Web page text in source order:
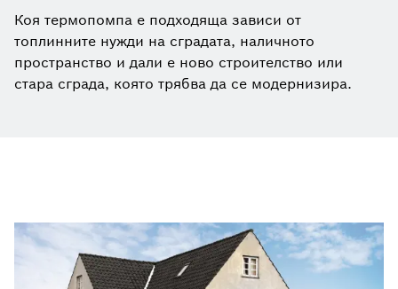
Коя термопомпа е подходяща зависи от
топлинните нужди на сградата, наличното
пространство и дали е ново строителство или
стара сграда, която трябва да се модернизира.